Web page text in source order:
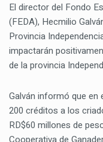
El director del Fondo
(FEDA), Hecmilio
Provincia
impactarán
de la provincia
Galván informó que en
200 créditos a los
RD$60 millones de